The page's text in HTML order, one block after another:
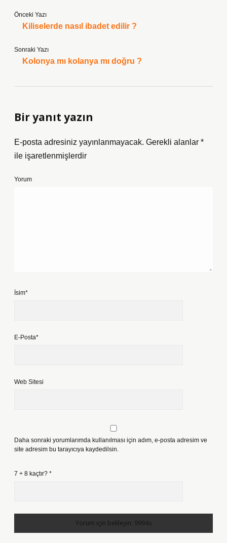
Önceki Yazı
Kiliselerde nasıl ibadet edilir ?
Sonraki Yazı
Kolonya mı kolanya mı doğru ?
Bir yanıt yazın
E-posta adresiniz yayınlanmayacak. Gerekli alanlar *
ile işaretlenmişlerdir
Yorum
İsim*
E-Posta*
Web Sitesi
Daha sonraki yorumlarımda kullanılması için adım, e-posta adresim ve
site adresim bu tarayıcıya kaydedilsin.
7 + 8 kaçtır? *